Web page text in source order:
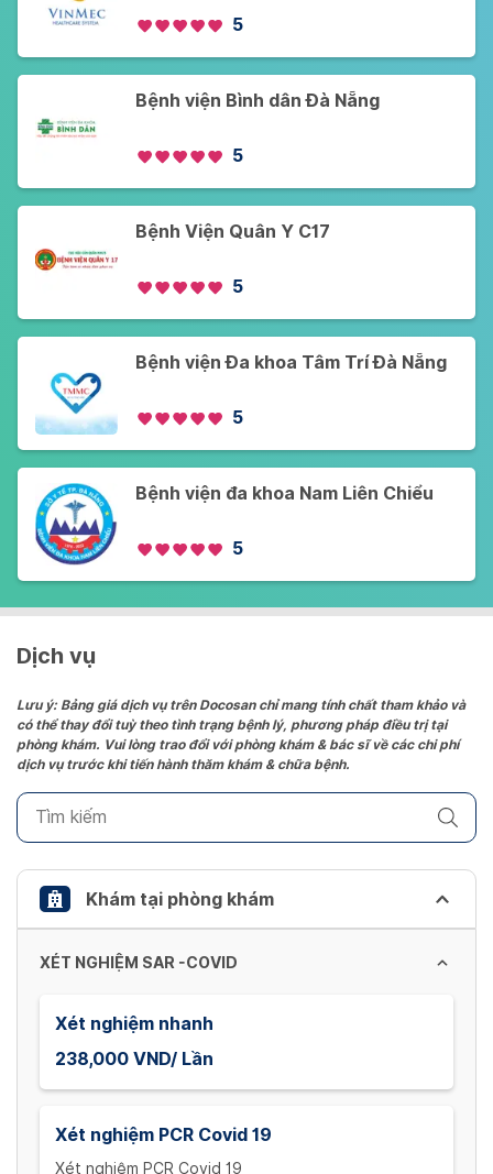
5
Bệnh viện Bình dân Đà Nẵng
5
Bệnh Viện Quân Y C17
5
Bệnh viện Đa khoa Tâm Trí Đà Nẵng
5
Bệnh viện đa khoa Nam Liên Chiểu
5
Dịch vụ
Lưu ý: Bảng giá dịch vụ trên Docosan chỉ mang tính chất tham khảo và
có thể thay đổi tuỳ theo tình trạng bệnh lý, phương pháp điều trị tại
phòng khám. Vui lòng trao đổi với phòng khám & bác sĩ về các chi phí
dịch vụ trước khi tiến hành thăm khám & chữa bệnh.
Khám tại phòng khám
XÉT NGHIỆM SAR -COVID
Xét nghiệm nhanh
238,000 VND/ Lần
Xét nghiệm PCR Covid 19
Xét nghiệm PCR Covid 19